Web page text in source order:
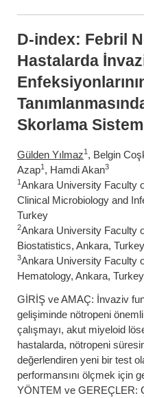
D-index: Febril
Hastalarda
Skorlama
Gülden Yılmaz1 , Belgin
Azap1 , Hamdi Akan3
1 Ankara University Faculty
Clinical Microbiology and
Turkey
2Ankara University Faculty
Biostatistics, Ankara, Turkey
3Ankara University Faculty
Hematology, Ankara, Turkey
GİRİŞ ve AMAÇ: İnvaziv
gelişiminde nötropeni
çalışmayı, akut miyeloid
hastalarda, nötropeni
değerlendiren yeni bir test
performansını ölçmek için
YÖNTEM ve GEREÇLER: